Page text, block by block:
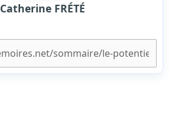
Catherine FRÉTÉ